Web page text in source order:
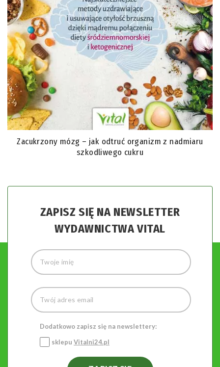
Zacukrzony mózg – jak odtruć organizm z nadmiaru
szkodliwego cukru
ZAPISZ SIĘ NA NEWSLETTER
WYDAWNICTWA VITAL
Dodatkowo zapisz się na newslettery:
sklepu Vitalni24.pl